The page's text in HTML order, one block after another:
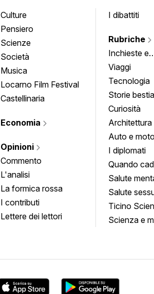
Culture
Pensiero
Scienze
Società
Musica
Locarno Film Festival
Castellinaria
Economia
Opinioni
Commento
L'analisi
La formica rossa
I contributi
Lettere dei lettori
I dibattiti
Rubriche
Inchieste e
Viaggi
Tecnologia
Storie
Curiosità
Architettura
Auto e moto
I diplomati
Quando
quadro
Salute
Salute
Ticino
Scienza e